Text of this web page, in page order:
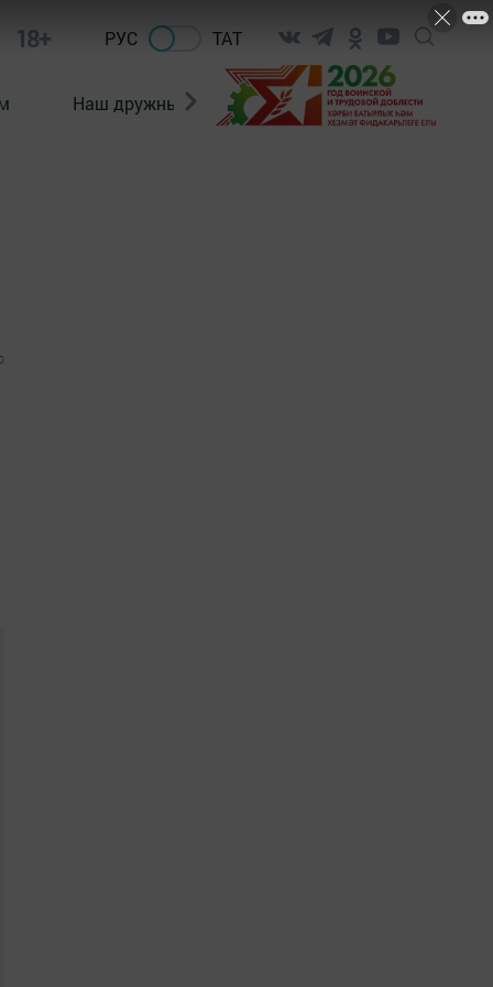
18+ РУС ТАТ
Наш дружный коллектив Документы
0